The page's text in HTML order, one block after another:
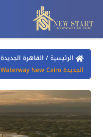
الرئيسية/ القاهرة الجديدة
الجديدة W55 Waterway New Cairo